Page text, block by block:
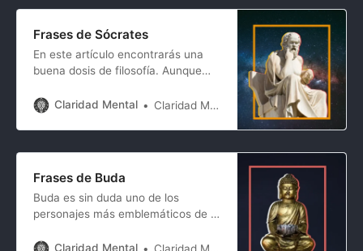
Frases de Sócrates
En este artículo encontrarás una
buena dosis de filosofía. Aunque
fue una de las personalidades más
muy intensas. No queremos
que no te interesan
Claridad Mental Claridad Mental
Frases de Buda
Buda es sin duda uno de los
personajes más emblemáticos de la
lo que ha representado (y sigue
Claridad Mental